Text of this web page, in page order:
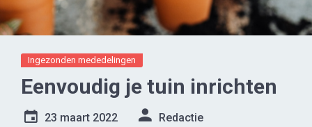
Ingezonden mededelingen
Eenvoudig je tuin inrichten
23 maart 2022 Redactie